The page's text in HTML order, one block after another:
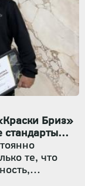
Бриз»
стандарты
те, что